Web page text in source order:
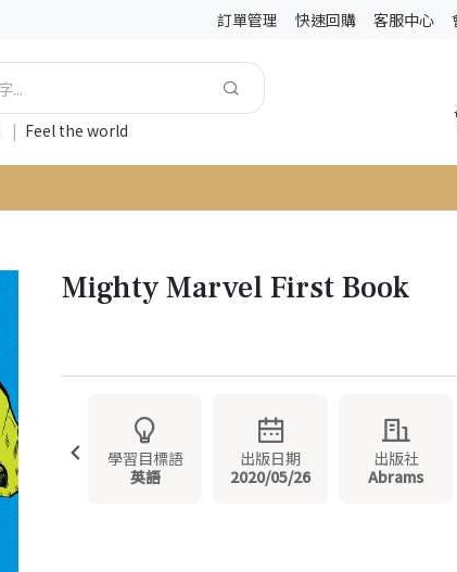
訂單管理 快速回購 客服中心
| Feel the world
Mighty Marvel First Book
學習目標語
英語
出版日期
2020/05/26
出版社
Abrams